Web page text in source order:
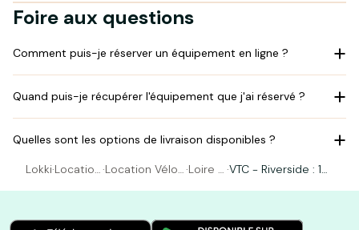
Foire aux questions
Comment puis-je réserver un équipement en ligne ?
Quand puis-je récupérer l'équipement que j'ai réservé ?
Quelles sont les options de livraison disponibles ?
Lokki·Location·Location Vélo
·Loire B ·VTC - Riverside : 1m